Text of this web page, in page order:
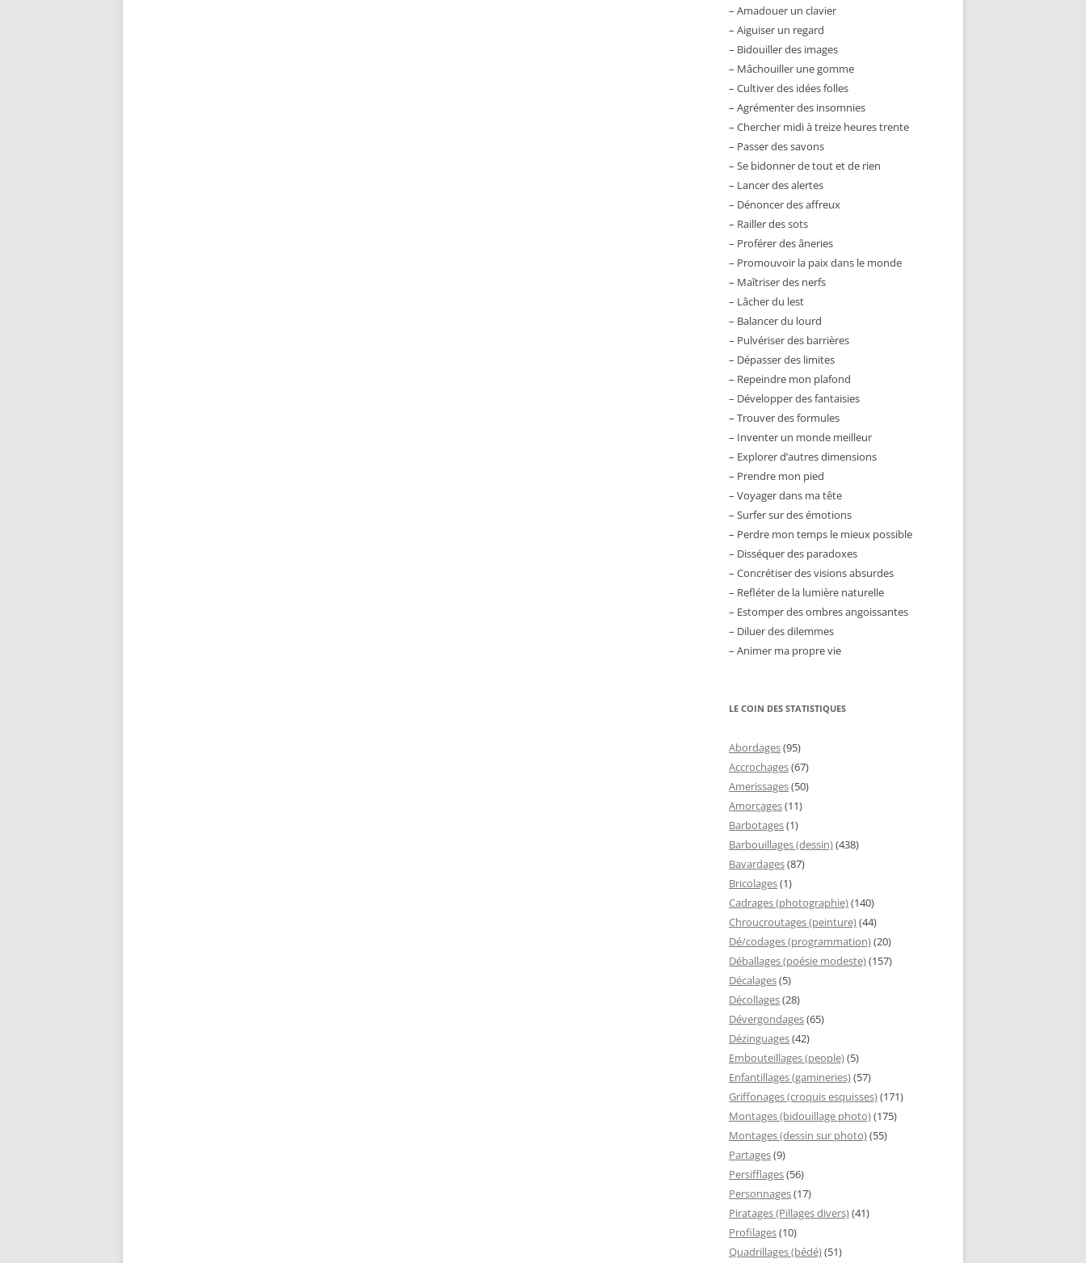
– Amadouer un clavier
– Aiguiser un regard
– Bidouiller des images
– Mâchouiller une gomme
– Cultiver des idées folles
– Agrémenter des insomnies
– Chercher midi à treize heures trente
– Passer des savons
– Se bidonner de tout et de rien
– Lancer des alertes
– Dénoncer des affreux
– Railler des sots
– Proférer des âneries
– Promouvoir la paix dans le monde
– Maîtriser des nerfs
– Lâcher du lest
– Balancer du lourd
– Pulvériser des barrières
– Dépasser des limites
– Repeindre mon plafond
– Développer des fantaisies
– Trouver des formules
– Inventer un monde meilleur
– Explorer d’autres dimensions
– Prendre mon pied
– Voyager dans ma tête
– Surfer sur des émotions
– Perdre mon temps le mieux possible
– Disséquer des paradoxes
– Concrétiser des visions absurdes
– Refléter de la lumière naturelle
– Estomper des ombres angoissantes
– Diluer des dilemmes
– Animer ma propre vie
LE COIN DES STATISTIQUES
Abordages(95)
Accrochages(67)
Amerissages(50)
Amorçages(11)
Barbotages(1)
Barbouillages (dessin)(438)
Bavardages(87)
Bricolages(1)
Cadrages (photographie)(140)
Chroucroutages (peinture)(44)
Dé/codages (programmation)(20)
Déballages (poésie modeste)(157)
Décalages(5)
Décollages(28)
Dévergondages(65)
Dézinguages(42)
Embouteillages (people)(5)
Enfantillages (gamineries)(57)
Griffonages (croquis esquisses)(171)
Montages (bidouillage photo)(175)
Montages (dessin sur photo)(55)
Partages(9)
Persifflages(56)
Personnages(17)
Piratages (Pillages divers)(41)
Profilages(10)
Quadrillages (bédé)(51)